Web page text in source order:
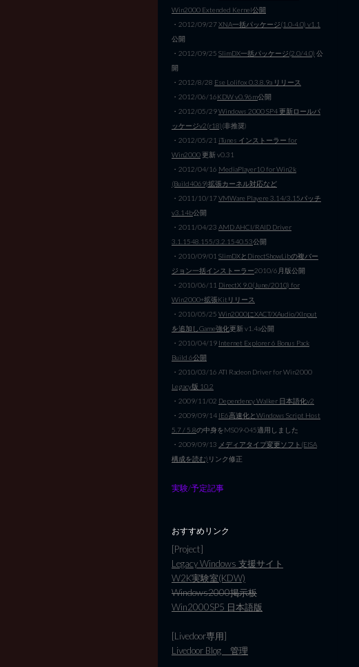
Win2000 Extended Kernel公開
・2012/09/27XNA一括パッケージ(1.0-4.0) v1.1
公開
・2012/09/25 SlimDX一括パッケージ(2.0/4.0) 公
開
・2012/8/28 Ese Lolifox 0.3.8.9a リリース
・2012/06/16KDW v0.96m公開
・2012/05/29Windows 2000 SP4 更新ロールパ
ッケージv2(r18)(非推奨)
・2012/05/21 iTunes インストーラー for
Win2000更新 v0.31
・2012/04/16 MediaPlayer10 for Win2k
(Build4069)拡張カーネル対応など
・2011/10/17VMWare Playere 3.14/3.15パッチ
v3.14b公開
・2011/04/23 AMD AHCI/RAID Driver
3.1.1548.155/3.2.1540.53公開
・2010/09/01 SlimDXとDirectShowLibの複バー
ジョン一括インストーラー2010/6月版公開
・2010/06/11 DirectX 9.0(June/2010) for
Win2000+拡張Kitリリース
・2010/05/25 Win2000にXACT/XAudio/XInput
を追加しGame強化更新 v1.4a公開
・2010/04/19 Internet Explorer 6 Bonus Pack
Build 6公開
・2010/03/16 ATI Radeon Driver for Win2000
Legacy版 10.2
・2009/11/02 Dependency Walker 日本語化v2
・2009/09/14 IE6高速化とWindows Script Host
5.7 / 5.8の中身をMS09-045適用しました
・2009/09/13 メディアタイプ変更ソフト(EISA
構成を読む) リンク修正
実験/予定記事
おすすめリンク
[Project]
Legacy Windows 支援サイト
W2K実験室(KDW)
Windows2000掲示板
Win2000SP5 日本語版
[Livedoor専用]
Livedoor Blog 管理